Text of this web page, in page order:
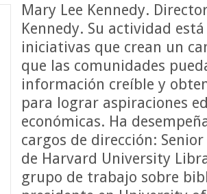
Mary Lee Kennedy.
Kennedy. Su actividad
iniciativas que crean un
que las comunidades
información creíble y
para lograr aspiraciones
económicas. Ha
cargos de dirección:
de Harvard University
grupo de trabajo sobre